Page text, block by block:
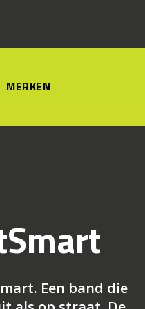
MERKEN
Een band die